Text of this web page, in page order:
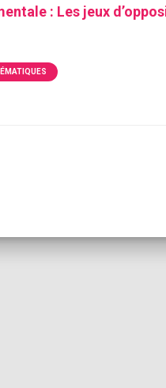
: Les jeux